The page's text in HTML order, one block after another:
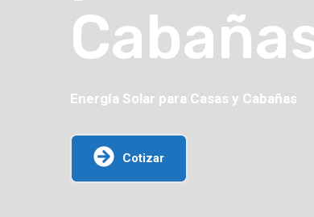
Energía Solar para Casas y Cabañas
Cotizar